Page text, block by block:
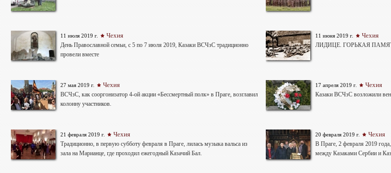
11 июля 2019 г. Чехия
День Православной семьи, с 5 по 7 июля 2019, Казаки ВСЧзС традиционно
провели вместе
11 июня 2019 г. Чехия
ЛИДИЦЕ. ГОРЬКАЯ
27 мая 2019 г. Чехия
ВСЧзС, как сооргонизатор 4-ой акции «Бессмертный полк» в Праге, возглавил
колонну участников.
17 апреля 2019 г. Чехия
Казаки ВСЧзС возложили
21 февраля 2019 г. Чехия
Традиционно, в первую субботу февраля в Праге, лилась музыка вальса из
зала на Марианце, где проходил ежегодный Казачий Бал.
20 февраля 2019 г. Чехия
В Праге, 2 февраля 2019
между Казаками Сербии и